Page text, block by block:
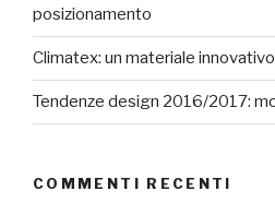
posizionamento
Climatex: un materiale
Tendenze design 2016/2017:
COMMENTI RECENTI